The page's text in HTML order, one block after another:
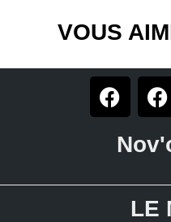
VOUS
LE